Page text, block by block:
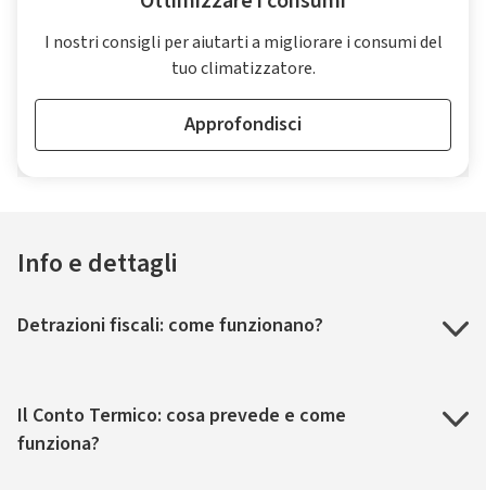
I nostri consigli per aiutarti a migliorare i consumi del
tuo climatizzatore.
Approfondisci
Info e dettagli
Detrazioni fiscali: come funzionano?
Il Conto Termico: cosa prevede e come
funziona?